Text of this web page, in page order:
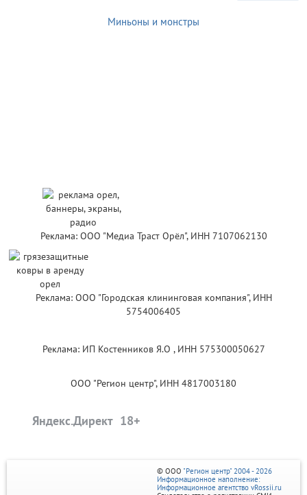
Миньоны и монстры
Реклама: ООО "Медиа Траст Орёл", ИНН 7107062130
Реклама: ООО "Городская клининговая компания", ИНН
5754006405
Реклама: ИП Костенников Я.О , ИНН 575300050627
ООО "Регион центр", ИНН 4817003180
Яндекс.Директ
© ООО "Регион центр" 2004 - 2026
Информационное наполнение:
Информационное агентство vRossii.ru